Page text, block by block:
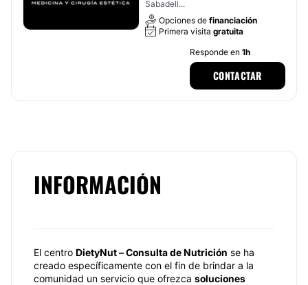
Sabadell...
Opciones de financiación
Primera visita gratuita
Responde en 1h
CONTACTAR
INFORMACIÓN
El centro DietyNut – Consulta de Nutrición se ha
creado específicamente con el fin de brindar a la
comunidad un servicio que ofrezca soluciones